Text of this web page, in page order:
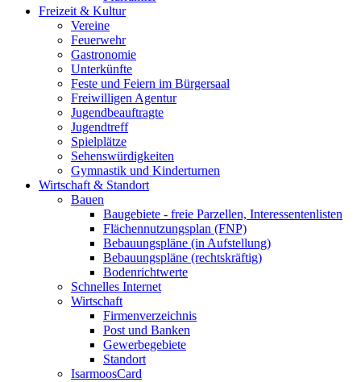
Freizeit & Kultur
Vereine
Feuerwehr
Gastronomie
Unterkünfte
Feste und Feiern im Bürgersaal
Freiwilligen Agentur
Jugendbeauftragte
Jugendtreff
Spielplätze
Sehenswürdigkeiten
Gymnastik und Kinderturnen
Wirtschaft & Standort
Bauen
Baugebiete - freie Parzellen, Interessentenlisten
Flächennutzungsplan (FNP)
Bebauungspläne (in Aufstellung)
Bebauungspläne (rechtskräftig)
Bodenrichtwerte
Schnelles Internet
Wirtschaft
Firmenverzeichnis
Post und Banken
Gewerbegebiete
Standort
IsarmoosCard